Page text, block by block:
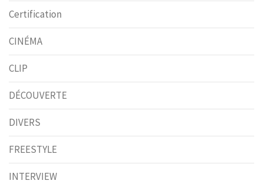
Certification
CINÉMA
CLIP
DÉCOUVERTE
DIVERS
FREESTYLE
INTERVIEW